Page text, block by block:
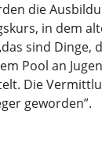
die
in dem
sind
Pool an
Die
geworden”.